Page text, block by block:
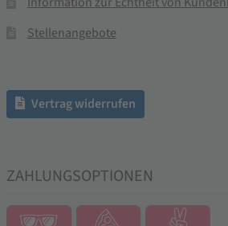
Stellenangebote
Vertrag widerrufen
ZAHLUNGSOPTIONEN